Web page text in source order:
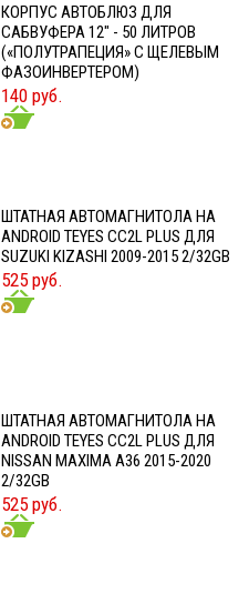
КОРПУС АВТОБЛЮЗ ДЛЯ
САБВУФЕРА 12" - 50 ЛИТРОВ
(«ПОЛУТРАПЕЦИЯ» С ЩЕЛЕВЫМ
ФАЗОИНВЕРТЕРОМ)
140 руб.
ШТАТНАЯ АВТОМАГНИТОЛА НА
ANDROID TEYES CC2L PLUS ДЛЯ
SUZUKI KIZASHI 2009-2015 2/32GB
525 руб.
ШТАТНАЯ АВТОМАГНИТОЛА НА
ANDROID TEYES CC2L PLUS ДЛЯ
NISSAN MAXIMA A36 2015-2020
2/32GB
525 руб.